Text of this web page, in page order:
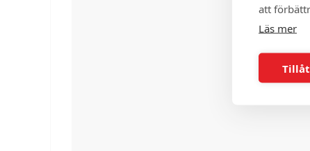
att
Läs mer